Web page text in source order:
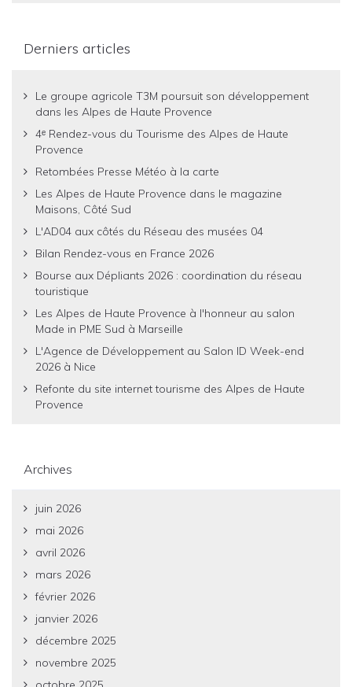
Derniers articles
Le groupe agricole T3M poursuit son développement
dans les Alpes de Haute Provence
4ᵉ Rendez-vous du Tourisme des Alpes de Haute
Provence
Retombées Presse Météo à la carte
Les Alpes de Haute Provence dans le magazine
Maisons, Côté Sud
L'AD04 aux côtés du Réseau des musées 04
Bilan Rendez-vous en France 2026
Bourse aux Dépliants 2026 : coordination du réseau
touristique
Les Alpes de Haute Provence à l'honneur au salon
Made in PME Sud à Marseille
L'Agence de Développement au Salon ID Week-end
2026 à Nice
Refonte du site internet tourisme des Alpes de Haute
Provence
Archives
juin 2026
mai 2026
avril 2026
mars 2026
février 2026
janvier 2026
décembre 2025
novembre 2025